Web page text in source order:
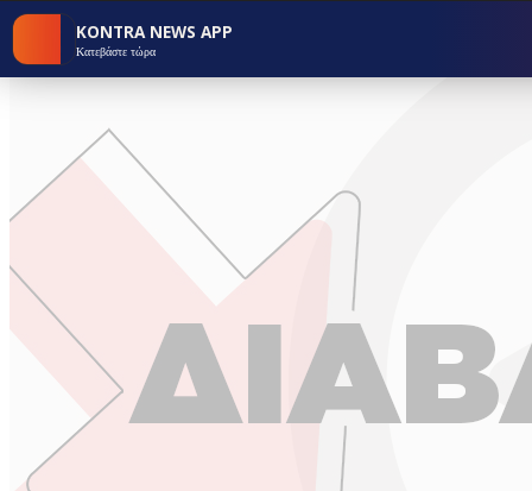
KONTRA NEWS APP
Κατεβάστε τώρα